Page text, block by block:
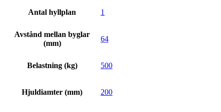
Antal hyllplan 1
Avstånd mellan byglar
(mm)
64
Belastning (kg) 500
Hjuldiamter (mm) 200